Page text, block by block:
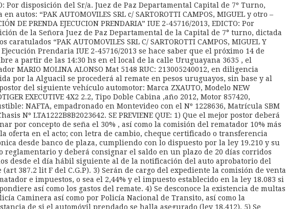
Por disposición del Sr/a. Juez de Paz Departamental Capital de 7º Turno,
en autos: “PAK AUTOMOVILES SRL c/ SARTOROTTI CAMPOS, MIGUEL y otro –
DE PRENDA EJECUCION PRENDARIA” IUE 2-45716/2013, EDICTO: Por
de la Señora Juez de Paz Departamental de la Capital de 7° turno, dictada
caratulados “PAK AUTOMOVILES SRL C/ SARTOROTTI CAMPOS, MIGUEL Y
Ejecución Prendaria IUE 2-45716/2013 se hace saber que el próximo 14 de
a partir de las 14:30 hs en el local de la calle Uruguayana 3635 , el
MARIO MOLINA ALONSO Mat 5148 RUC: 213005240012, en diligencia
por la Alguacil se procederá al remate en pesos uruguayos, sin base y al
del siguiente vehículo automotor: Marca ZXAUTO, Modelo NEW
EXECUTIVE 4X2 2.2, Tipo Doble Cabina ,año 2012, Motor 857420,
NAFTA, empadronado en Montevideo con el Nº 1228636, Matrícula SBM
Nº LTA1222B8B2023642. SE PREVIENE QUE: 1) Que el mejor postor deberá
por concepto de seña el 30% , así como la comisión del rematador 10% más
oferta en el acto; con letra de cambio, cheque certificado o transferencia
desde banco de plaza, cumpliendo con lo dispuesto por la ley 19.210 y su
reglamentario y deberá consignar el saldo en un plazo de 20 días corridos
desde el día hábil siguiente al de la notificación del auto aprobatorio del
(art 387.2 lit F del C.G.P). 3) Serán de cargo del expediente la comisión de venta
e impuestos, o sea el 2,44% y el impuesto establecido en la ley 18.083 si
así como los gastos del remate. 4) Se desconoce la existencia de multas
Caminera así como por Policía Nacional de Transito, así como la
de si el automóvil prendado se halla asegurado (ley 18.412). 5) Se